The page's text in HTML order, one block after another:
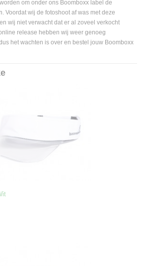
om onder ons Boomboxx label de
Voordat wij de fotoshoot af was met deze
wij niet verwacht dat er al zoveel verkocht
release hebben wij weer genoeg
het wachten is over en bestel jouw Boomboxx